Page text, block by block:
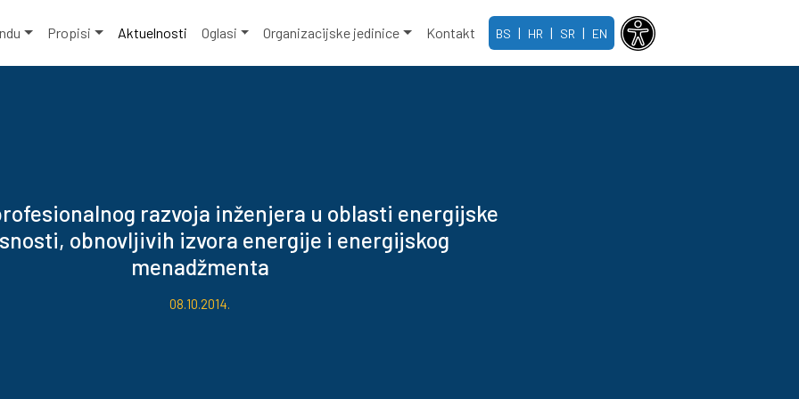
Propisi Aktuelnosti Oglasi Organizacijske jedinice Kontakt BS | HR | SR | EN
razvoja inženjera u oblasti energijske
obnovljivih izvora energije i energijskog
menadžmenta
08.10.2014.